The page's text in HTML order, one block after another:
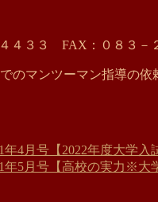
４３３ FAX：０８３－
のマンツーマン指導の
年4月号【2022年度大学
年5月号【高校の実力※大